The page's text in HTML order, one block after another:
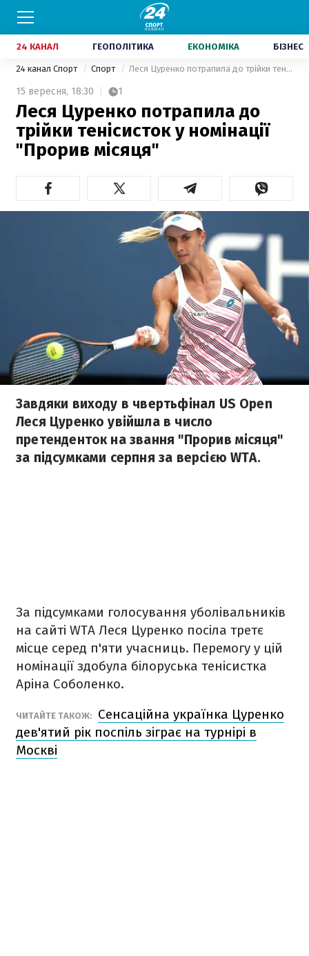
24 КАНАЛ ГЕОПОЛІТИКА ЕКОНОМІКА БІЗНЕС
24 канал Спорт Спорт Леся Цуренко потрапила до трійки тенісисток у номінації "Прорив місяця"
15 вересня, 18:30 1
Леся Цуренко потрапила до
трійки тенісисток у номінації
"Прорив місяця"
Завдяки виходу в чвертьфінал US Open
Леся Цуренко увійшла в число
претенденток на звання "Прорив місяця"
за підсумками серпня за версією WTA.
За підсумками голосування уболівальників
на сайті WTA Леся Цуренко посіла третє
місце серед п'яти учасниць. Перемогу у цій
номінації здобула білоруська тенісистка
Аріна Соболенко.
ЧИТАЙТЕ ТАКОЖ:
Сенсаційна українка Цуренко
дев'ятий рік поспіль зіграє на турнірі в
Москві